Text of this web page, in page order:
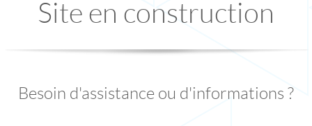
Site en construction
Besoin d'assistance ou d'informations ?